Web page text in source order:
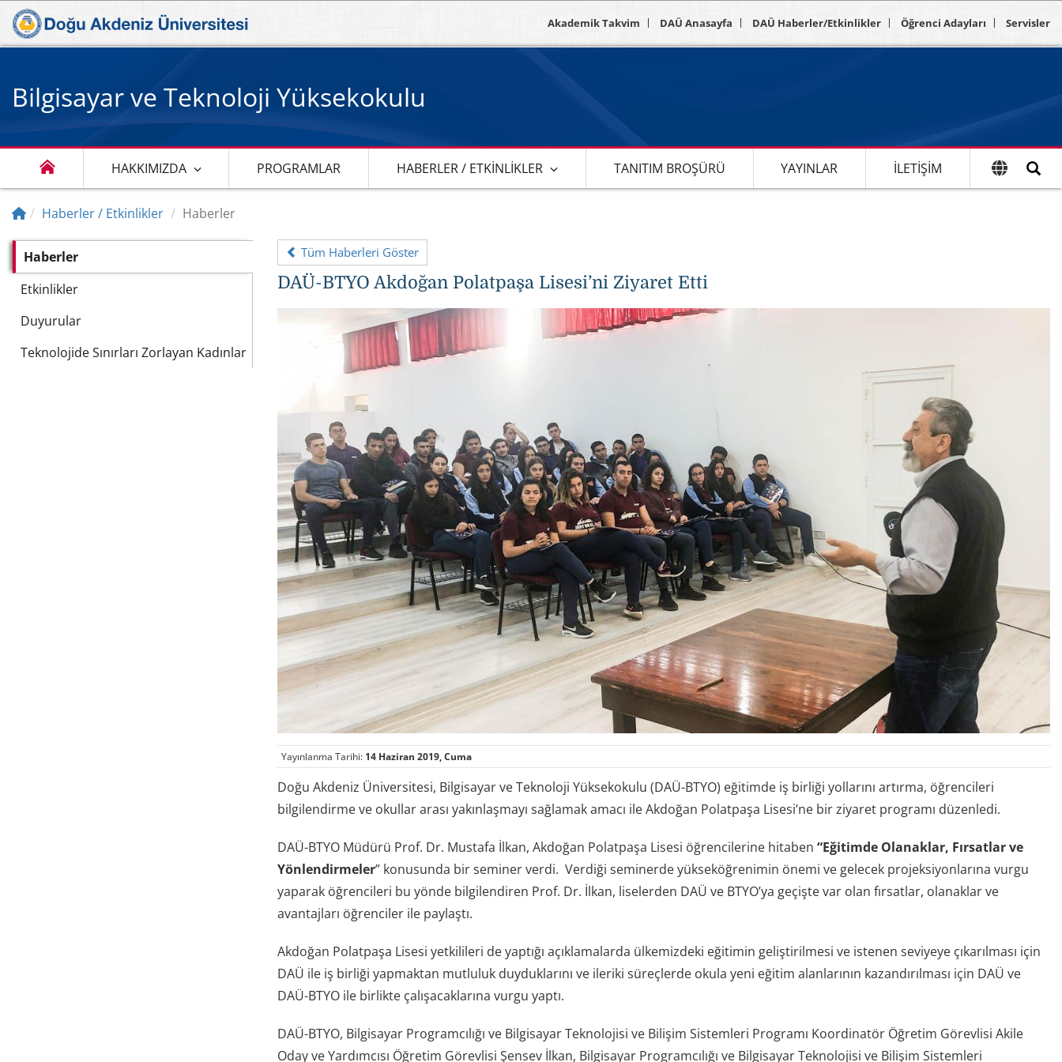
Akademik Takvim DAÜ Anasayfa DAÜ Haberler/Etkinlikler Öğrenci Adayları Servisler
Bilgisayar ve Teknoloji Yüksekokulu
HAKKIMIZDA PROGRAMLAR HABERLER / ETKINLIKLER TANITIM BROŞÜRÜ YAYINLAR İLETIŞIM
Haberler / Etkinlikler Haberler
Haberler
Etkinlikler
Duyurular
Teknolojide Sınırları Zorlayan Kadınlar
Tüm Haberleri Göster
DAÜ-BTYO Akdoğan Polatpaşa Lisesi’ni Ziyaret Etti
Yayınlanma Tarihi: 14 Haziran 2019, Cuma
Doğu Akdeniz Üniversitesi, Bilgisayar ve Teknoloji Yüksekokulu (DAÜ-BTYO) eğitimde iş birliği yollarını artırma, öğrencileri
bilgilendirme ve okullar arası yakınlaşmayı sağlamak amacı ile Akdoğan Polatpaşa Lisesi’ne bir ziyaret programı düzenledi.
DAÜ-BTYO Müdürü Prof. Dr. Mustafa İlkan, Akdoğan Polatpaşa Lisesi öğrencilerine hitaben “Eğitimde Olanaklar, Fırsatlar ve
Yönlendirmeler” konusunda bir seminer verdi. Verdiği seminerde yükseköğrenimin önemi ve gelecek projeksiyonlarına vurgu
yaparak öğrencileri bu yönde bilgilendiren Prof. Dr. İlkan, liselerden DAÜ ve BTYO’ya geçişte var olan fırsatlar, olanaklar ve
avantajları öğrenciler ile paylaştı.
Akdoğan Polatpaşa Lisesi yetkilileri de yaptığı açıklamalarda ülkemizdeki eğitimin geliştirilmesi ve istenen seviyeye çıkarılması için
DAÜ ile iş birliği yapmaktan mutluluk duyduklarını ve ileriki süreçlerde okula yeni eğitim alanlarının kazandırılması için DAÜ ve
DAÜ-BTYO ile birlikte çalışacaklarına vurgu yaptı.
DAÜ-BTYO, Bilgisayar Programcılığı ve Bilgisayar Teknolojisi ve Bilişim Sistemleri Programı Koordinatör Öğretim Görevlisi Akile
Oday ve Yardımcısı Öğretim Görevlisi Şensev İlkan, Bilgisayar Programcılığı ve Bilgisayar Teknolojisi ve Bilişim Sistemleri